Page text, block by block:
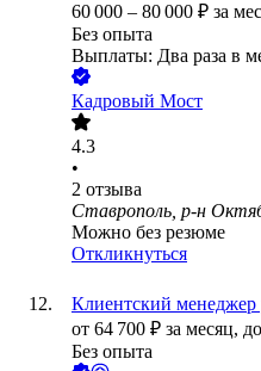
60 000 – 80 000 ₽ за
Без опыта
Выплаты: Два раза в
Кадровый Мост
4.3
•
2 отзыва
Ставрополь, р-н
Можно без резюме
Откликнуться
Клиентский
от 64 700 ₽ за месяц,
Без опыта